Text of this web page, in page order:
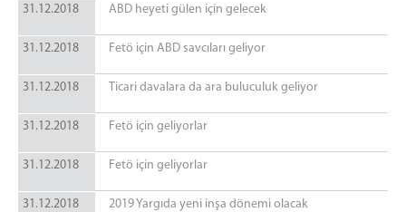
31.12.2018 ABD heyeti gülen için gelecek
31.12.2018 Fetö için ABD savcıları geliyor
31.12.2018 Ticari davalara da ara buluculuk geliyor
31.12.2018 Fetö için geliyorlar
31.12.2018 Fetö için geliyorlar
31.12.2018 2019 Yargıda yeni inşa dönemi olacak